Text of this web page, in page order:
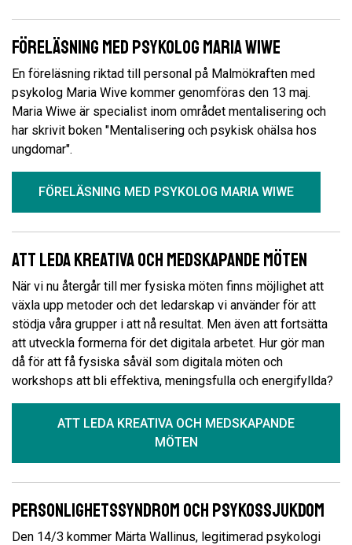
Föreläsning med psykolog Maria Wiwe
En föreläsning riktad till personal på Malmökraften med
psykolog Maria Wive kommer genomföras den 13 maj.
Maria Wiwe är specialist inom området mentalisering och
har skrivit boken "Mentalisering och psykisk ohälsa hos
ungdomar".
FÖRELÄSNING MED PSYKOLOG MARIA WIWE
Att leda kreativa och medskapande möten
När vi nu återgår till mer fysiska möten finns möjlighet att
växla upp metoder och det ledarskap vi använder för att
stödja våra grupper i att nå resultat. Men även att fortsätta
att utveckla formerna för det digitala arbetet. Hur gör man
då för att få fysiska såväl som digitala möten och
workshops att bli effektiva, meningsfulla och energifyllda?
ATT LEDA KREATIVA OCH MEDSKAPANDE
MÖTEN
Personlighetssyndrom och psykossjukdom
Den 14/3 kommer Märta Wallinus, legitimerad psykologi